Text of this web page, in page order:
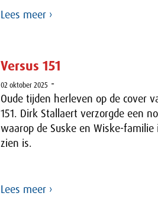
Lees meer ›
Versus 151
02 oktober 2025 -
Oude tijden herleven op de cover
151. Dirk Stallaert verzorgde een
waarop de Suske en Wiske-
zien is.
Lees meer ›